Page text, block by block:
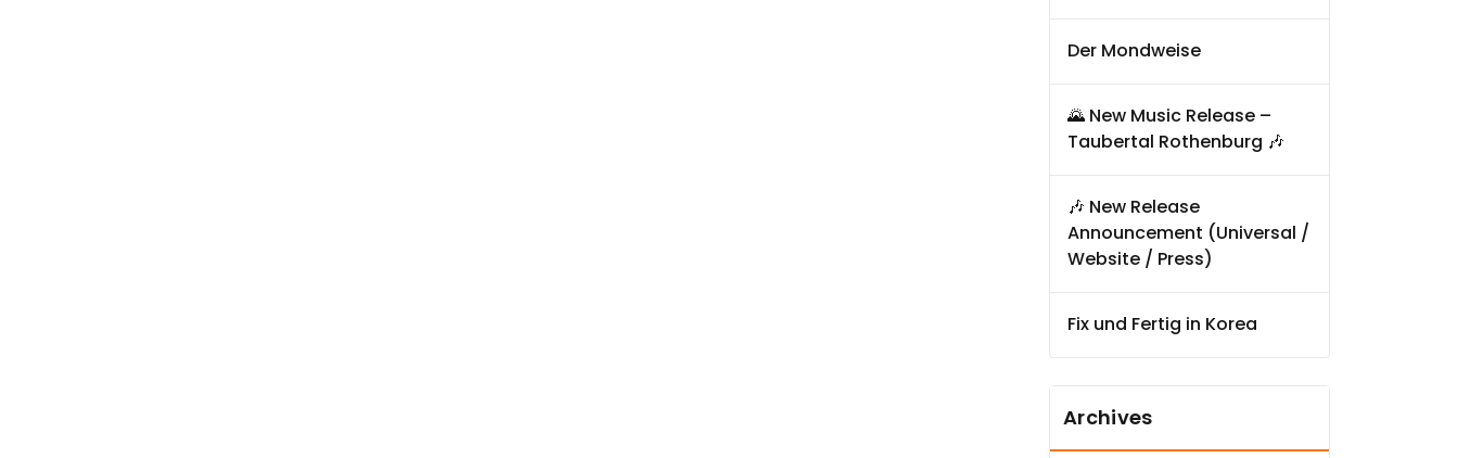
Der Mondweise
🌄 New Music Release –
Taubertal Rothenburg 🎶
🎶 New Release
Announcement (Universal /
Website / Press)
Fix und Fertig in Korea
Archives